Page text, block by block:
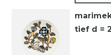
tief d =